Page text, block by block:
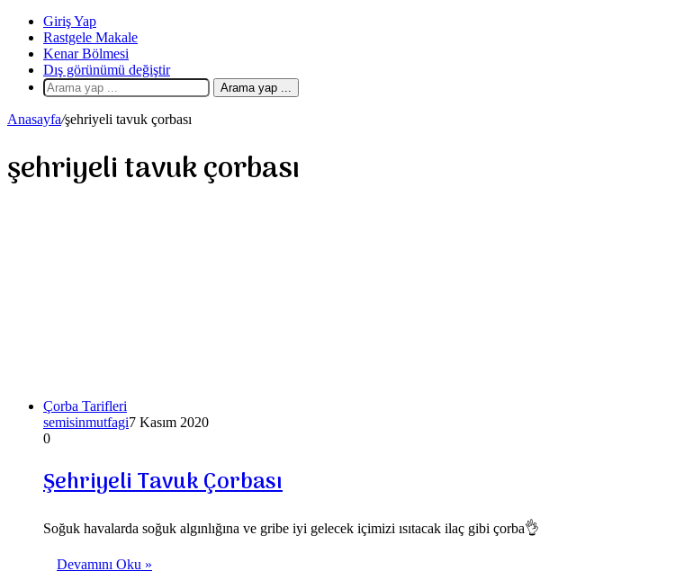
Giriş Yap
Rastgele Makale
Kenar Bölmesi
Dış görünümü değiştir
Arama yap ...
Anasayfa/şehriyeli tavuk çorbası
şehriyeli tavuk çorbası
Çorba Tarifleri
semisinmutfagi7 Kasım 2020
0
Şehriyeli Tavuk Çorbası
Soğuk havalarda soğuk algınlığına ve gribe iyi gelecek içimizi ısıtacak ilaç gibi çorba👌
Devamını Oku »